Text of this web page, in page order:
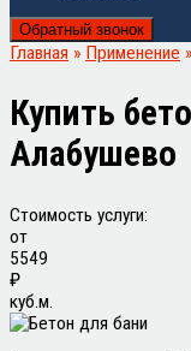
Обратный звонок
Главная » Применение »
Купить
Алабушево
Стоимость услуги:
от
5549
₽
куб.м.